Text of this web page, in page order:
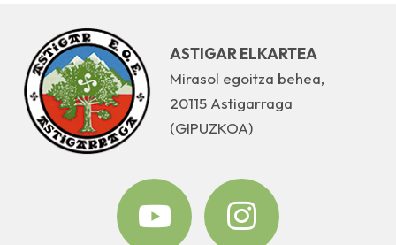
ASTIGAR ELKARTEA
Mirasol egoitza behea,
20115 Astigarraga
(GIPUZKOA)